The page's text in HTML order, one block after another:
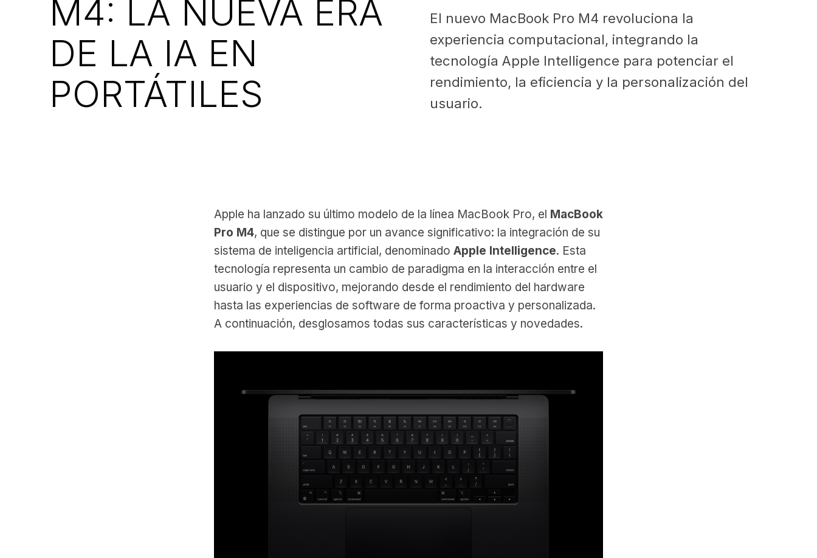
M4: LA NUEVA ERA
DE LA IA EN
PORTÁTILES
El nuevo MacBook Pro M4 revoluciona la
experiencia computacional, integrando la
tecnología Apple Intelligence para potenciar el
rendimiento, la eficiencia y la personalización del
usuario.
Apple ha lanzado su último modelo de la línea MacBook Pro, el MacBook
Pro M4, que se distingue por un avance significativo: la integración de su
sistema de inteligencia artificial, denominado Apple Intelligence. Esta
tecnología representa un cambio de paradigma en la interacción entre el
usuario y el dispositivo, mejorando desde el rendimiento del hardware
hasta las experiencias de software de forma proactiva y personalizada.
A continuación, desglosamos todas sus características y novedades.